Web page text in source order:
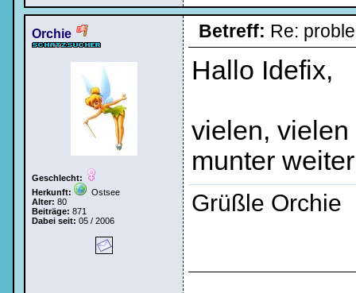
Orchie
Geschlecht:
Herkunft:
Ostsee
Alter: 80
Beiträge: 871
Dabei seit: 05 / 2006
Betreff: Re:
Hallo Idefix,
vielen,
munter
Grüßle Orchie